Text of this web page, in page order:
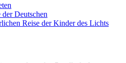
Deutschen
Reise der Kinder des Lichts